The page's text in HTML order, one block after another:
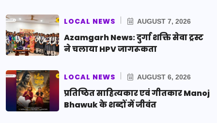
LOCAL NEWS AUGUST 7, 2026
Azamgarh News: दुर्गा शक्ति सेवा ट्रस्ट
ने चलाया HPV जागरूकता
LOCAL NEWS AUGUST 6, 2026
प्रतिष्ठित साहित्यकार एवं गीतकार Manoj
Bhawuk के शब्दों में जीवंत